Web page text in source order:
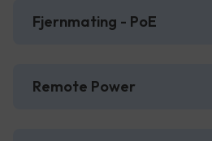
Fjernmating - PoE
Remote Power